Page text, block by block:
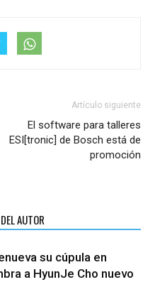
Artículo siguiente
El software para talleres
ESI[tronic] de Bosch está de
promoción
AUTOR
su cúpula en
a HyunJe Cho nuevo